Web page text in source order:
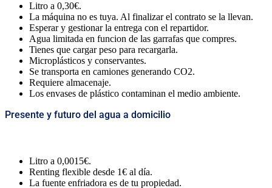
Litro a 0,30€.
La máquina no es tuya. Al finalizar el contrato se la llevan.
Esperar y gestionar la entrega con el repartidor.
Agua limitada en funcion de las garrafas que compres.
Tienes que cargar peso para recargarla.
Microplásticos y conservantes.
Se transporta en camiones generando CO2.
Requiere almacenaje.
Los envases de plástico contaminan el medio ambiente.
Presente y futuro del agua a domicilio
Litro a 0,0015€.
Renting flexible desde 1€ al día.
La fuente enfriadora es de tu propiedad.